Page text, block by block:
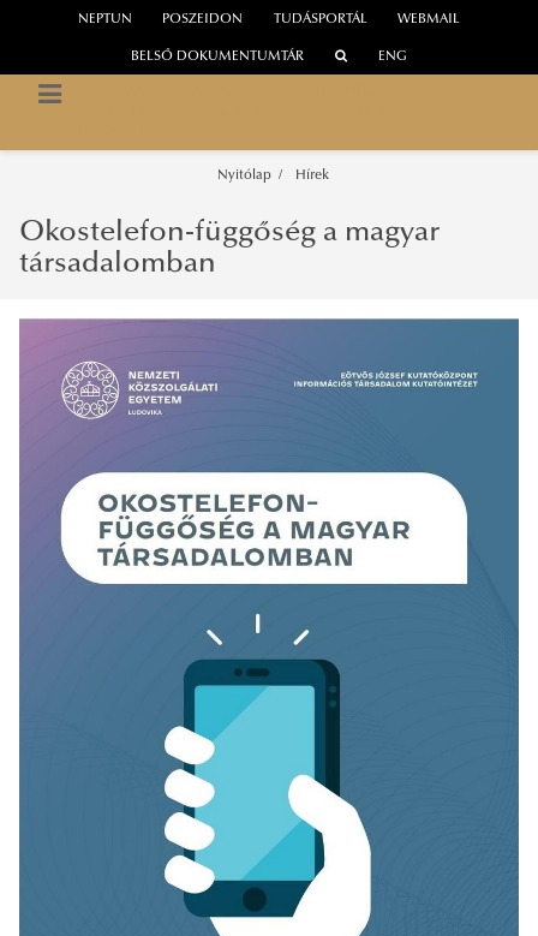
WEBMAIL
NEPTUN POSZEIDON TUDÁSPORTÁL
BELSŐ DOKUMENTUMTÁR ENG
Nyitólap Hírek
Okostelefon-függőség a magyar
társadalomban